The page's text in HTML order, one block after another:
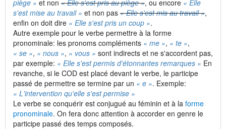
piège » et non « Elle s'est pris au piège », ou encore « Elle
s'est mise au travail » et non pas « Elle s'est mis au travail »,
enfin on doit dire « Elle s'est pris un coup ».
Autre exemple pour le verbe permettre à la forme
pronominale: les pronoms compléments « me », « te »,
« se », « nous », « vous » sont indirects et ne s'accordent pas,
par exemple: « Elle s'est permis d'étonnantes remarques » En
revanche, si le COD est placé devant le verbe, le participe
passé de permettre se termine par un « e ». Exemple:
« L'intervention qu'elle s'est permise »
Le verbe se conquérir est conjugué au féminin et à la forme
pronominale. On fera donc attention à accorder en genre le
participe passé des temps composés.